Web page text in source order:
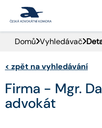
PORTÁL ČAK
DOMŮ
AKTUALITY
Domů Vyhledávač
< zpět na vyhledávání
Firma - Mgr.
advokát